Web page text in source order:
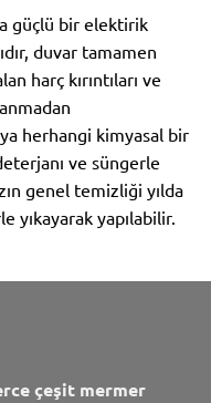
güçlü bir elektirik
duvar tamamen
harç kırıntıları ve
herhangi kimyasal bir
ve süngerle
genel temizliği yılda
yıkayarak yapılabilir.
çeşit mermer